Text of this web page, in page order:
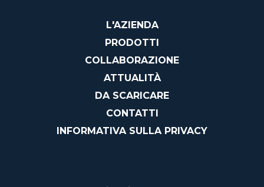
L'AZIENDA
PRODOTTI
COLLABORAZIONE
ATTUALITÀ
DA SCARICARE
CONTATTI
INFORMATIVA SULLA PRIVACY